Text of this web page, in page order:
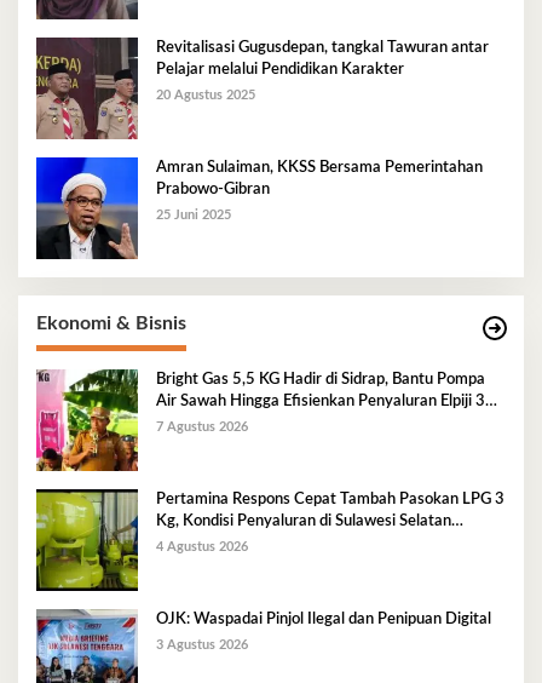
Revitalisasi Gugusdepan, tangkal Tawuran antar
Pelajar melalui Pendidikan Karakter
20 Agustus 2025
Amran Sulaiman, KKSS Bersama Pemerintahan
Prabowo-Gibran
25 Juni 2025
Ekonomi & Bisnis
Bright Gas 5,5 KG Hadir di Sidrap, Bantu Pompa
Air Sawah Hingga Efisienkan Penyaluran Elpiji 3
Kg
7 Agustus 2026
Pertamina Respons Cepat Tambah Pasokan LPG 3
Kg, Kondisi Penyaluran di Sulawesi Selatan
Berlangsung Kondusif
4 Agustus 2026
OJK: Waspadai Pinjol Ilegal dan Penipuan Digital
3 Agustus 2026